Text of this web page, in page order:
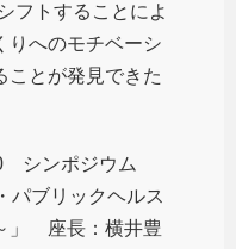
フトすることによ
りへのモチベーシ
ことが発見できた
シンポジウム
パブリックヘルス
」 座長：横井豊